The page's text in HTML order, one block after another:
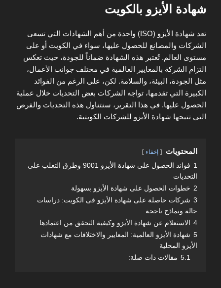
شهادة الأيزو بالكويت
تعد شهادة الأيزو (ISO) واحدة من أهم الشهادات التي تسعى
الشركات والمصانع للحصول عليها، سواء في الكويت أو على
مستوى العالم. تُعتبر هذه الشهادة ضماناً للجودة، حيث تعكس
التزام الشركة بالمعايير العالمية في مختلف جوانب الأعمال،
مثل الجودة، البيئة، والسلامة. لكن، على الرغم من الفوائد
الكبيرة التي تقدمها، تواجه الشركات بعض التحديات خلال عملية
الحصول عليها. في هذا التقرير، سنتناول هذه التحديات والفرص
التي تتيحها شهادة الأيزو للشركات الكويتية.
المحتويات إخفاء
1
فوائد الحصول على شهادة الأيزو 9001 وطرق التغلب على
التحديات
2 خطوات الحصول على شهادة الأيزو بسهولة
3 شركات حاصلة على شهادة الأيزو فى الكويت: دراسات
حالة ونماذج ناجحة
4 الاستعلام عن شهادة الأيزو وكيفية التحقق من اعتمادها
5 شهادة الأيزو العالمية: المعايير والاختلافات مع شهادات
الأيزو المحلية
5.1 مقالات ذات صلة: